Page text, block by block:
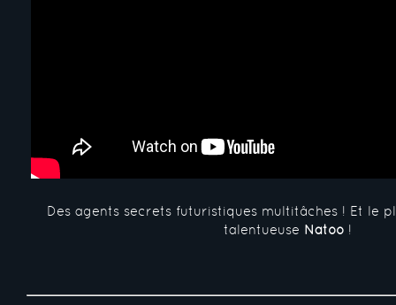
Des agents secrets futuristiques multitâches ! Et le
talentueuse Natoo!